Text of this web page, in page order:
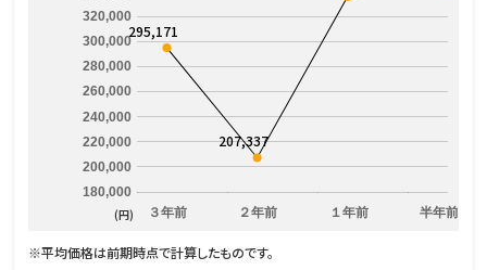
３年前 ２年前 １年前 半年前
180,000
200,000
220,000
240,000
260,000
280,000
300,000
320,000
295,171
207,337
(円)
※平均価格は前期時点で計算したものです。